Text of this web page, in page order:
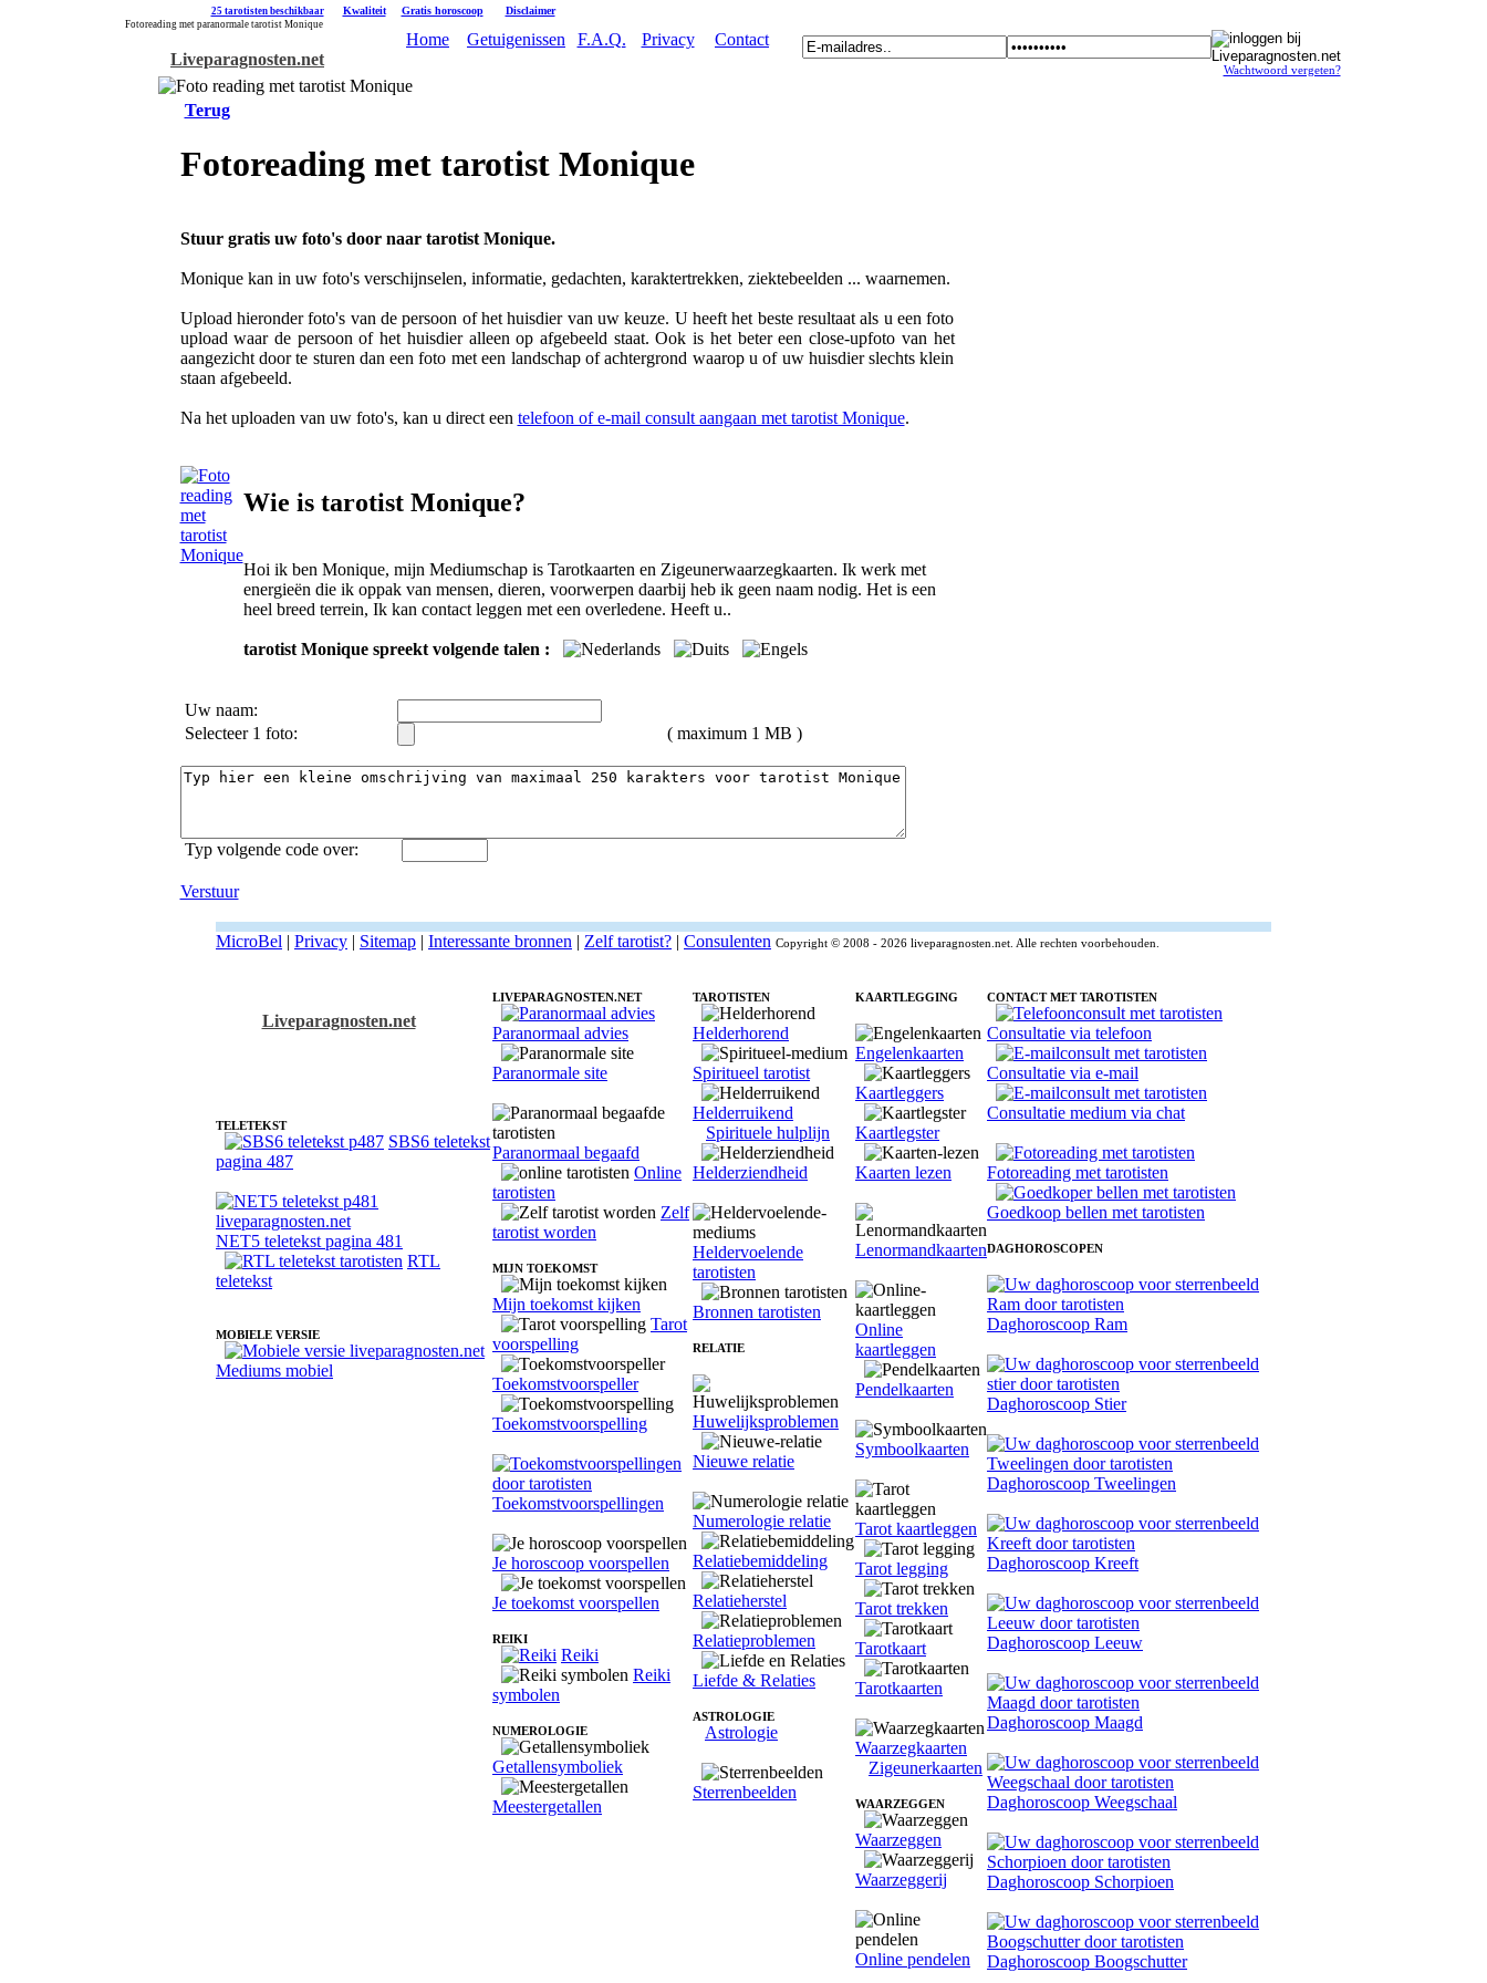
25 tarotisten beschikbaar| Kwaliteit| Gratis horoscoop| Disclaimer
Fotoreading met paranormale tarotist Monique
Liveparagnosten.net
Home Getuigenissen F.A.Q. Privacy Contact
Wachtwoord vergeten?
Terug
Fotoreading met tarotist Monique
Stuur gratis uw foto's door naar tarotist Monique.
Monique kan in uw foto's verschijnselen, informatie, gedachten, karaktertrekken, ziektebeelden ... waarnemen.
Upload hieronder foto's van de persoon of het huisdier van uw keuze. U heeft het beste resultaat als u een foto
upload waar de persoon of het huisdier alleen op afgebeeld staat. Ook is het beter een close-upfoto van het
aangezicht door te sturen dan een foto met een landschap of achtergrond waarop u of uw huisdier slechts klein
staan afgebeeld.
Na het uploaden van uw foto's, kan u direct een telefoon of e-mail consult aangaan met tarotist Monique.
Wie is tarotist Monique?
Hoi ik ben Monique, mijn Mediumschap is Tarotkaarten en Zigeunerwaarzegkaarten. Ik werk met
energieën die ik oppak van mensen, dieren, voorwerpen daarbij heb ik geen naam nodig. Het is een
heel breed terrein, Ik kan contact leggen met een overledene. Heeft u..
tarotist Monique spreekt volgende talen :
Uw naam:
Selecteer 1 foto:
( maximum 1 MB )
Typ volgende code over:
Verstuur
MicroBel | Privacy | Sitemap | Interessante bronnen | Zelf tarotist? | Consulenten Copyright © 2008 - 2026 liveparagnosten.net. Alle rechten voorbehouden.
Liveparagnosten.net
TELETEKST
SBS6 teletekst
pagina 487
NET5 teletekst pagina 481
RTL
teletekst
MOBIELE VERSIE
Mediums mobiel
LIVEPARAGNOSTEN.NET
Paranormaal advies
Paranormale site
Paranormaal begaafd
Online
tarotisten
Zelf
tarotist worden
MIJN TOEKOMST
Mijn toekomst kijken
Tarot
voorspelling
Toekomstvoorspeller
Toekomstvoorspelling
Toekomstvoorspellingen
Je horoscoop voorspellen
Je toekomst voorspellen
REIKI
Reiki
Reiki
symbolen
NUMEROLOGIE
Getallensymboliek
Meestergetallen
TAROTISTEN
Helderhorend
Spiritueel tarotist
Helderruikend
Spirituele hulplijn
Helderziendheid
Heldervoelende
tarotisten
Bronnen tarotisten
RELATIE
Huwelijksproblemen
Nieuwe relatie
Numerologie relatie
Relatiebemiddeling
Relatieherstel
Relatieproblemen
Liefde & Relaties
ASTROLOGIE
Astrologie
Sterrenbeelden
KAARTLEGGING
Engelenkaarten
Kaartleggers
Kaartlegster
Kaarten lezen
Lenormandkaarten
Online
kaartleggen
Pendelkaarten
Symboolkaarten
Tarot kaartleggen
Tarot legging
Tarot trekken
Tarotkaart
Tarotkaarten
Waarzegkaarten
Zigeunerkaarten
WAARZEGGEN
Waarzeggen
Waarzeggerij
Online pendelen
CONTACT MET TAROTISTEN
Consultatie via telefoon
Consultatie via e-mail
Consultatie medium via chat
Fotoreading met tarotisten
Goedkoop bellen met tarotisten
DAGHOROSCOPEN
Daghoroscoop Ram
Daghoroscoop Stier
Daghoroscoop Tweelingen
Daghoroscoop Kreeft
Daghoroscoop Leeuw
Daghoroscoop Maagd
Daghoroscoop Weegschaal
Daghoroscoop Schorpioen
Daghoroscoop Boogschutter